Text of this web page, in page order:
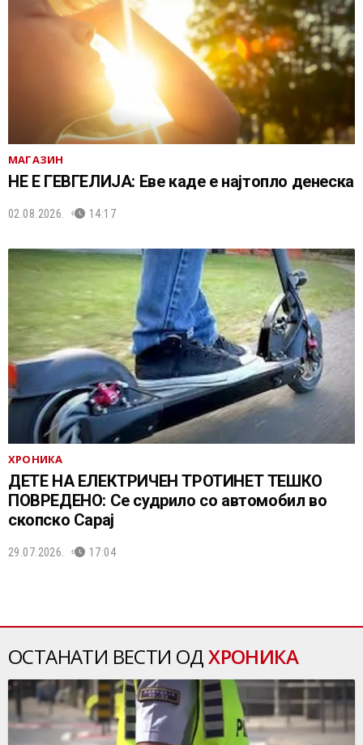
МАГАЗИН
НЕ Е ГЕВГЕЛИЈА: Еве каде е најтопло денеска
02.08.2026. 14:17
ХРОНИКА
ДЕТЕ НА ЕЛЕКТРИЧЕН ТРОТИНЕТ ТЕШКО
ПОВРЕДЕНО: Се судрило со автомобил во
скопско Сарај
29.07.2026. 17:04
ОСТАНАТИ ВЕСТИ ОДХРОНИКА